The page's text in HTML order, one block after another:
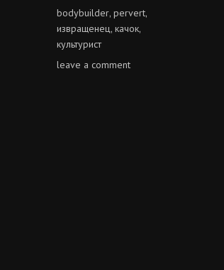
Tags
bodybuilder,pervert,
извращенец,качок,
культурист
leave a commenton